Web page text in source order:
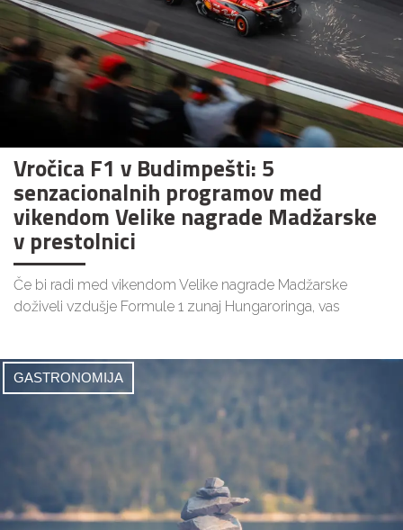
Vročica F1 v Budimpešti: 5
senzacionalnih programov med
vikendom Velike nagrade Madžarske
v prestolnici
Če bi radi med vikendom Velike nagrade Madžarske
doživeli vzdušje Formule 1 zunaj Hungaroringa, vas
GASTRONOMIJA